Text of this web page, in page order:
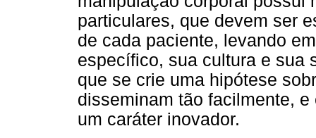
particulares, que devem ser
de cada paciente, levando
específico, sua cultura e sua
que se crie uma hipótese
disseminam tão facilmente,
um caráter inovador.